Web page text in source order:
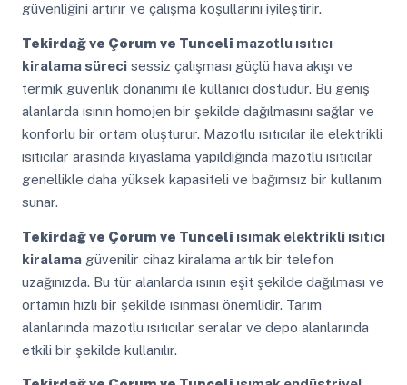
güvenliğini artırır ve çalışma koşullarını iyileştirir.
Tekirdağ ve Çorum ve Tunceli mazotlu ısıtıcı
kiralama sürecisessiz çalışması güçlü hava akışı ve
termik güvenlik donanımı ile kullanıcı dostudur. Bu geniş
alanlarda ısının homojen bir şekilde dağılmasını sağlar ve
konforlu bir ortam oluşturur. Mazotlu ısıtıcılar ile elektrikli
ısıtıcılar arasında kıyaslama yapıldığında mazotlu ısıtıcılar
genellikle daha yüksek kapasiteli ve bağımsız bir kullanım
sunar.
Tekirdağ ve Çorum ve Tunceli ısımak elektrikli ısıtıcı
kiralamagüvenilir cihaz kiralama artık bir telefon
uzağınızda. Bu tür alanlarda ısının eşit şekilde dağılması ve
ortamın hızlı bir şekilde ısınması önemlidir. Tarım
alanlarında mazotlu ısıtıcılar seralar ve depo alanlarında
etkili bir şekilde kullanılır.